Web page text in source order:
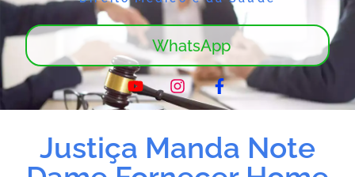
WhatsApp
Justiça Manda Note